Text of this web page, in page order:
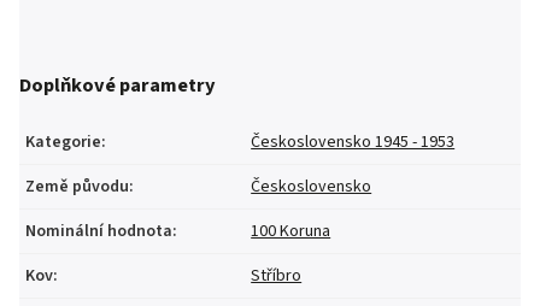
Doplňkové parametry
Kategorie:
Československo 1945 - 1953
Země původu:
Československo
Nominální hodnota:
100 Koruna
Kov:
Stříbro